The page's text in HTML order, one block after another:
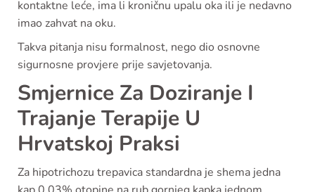
kontaktne leće, ima li kroničnu upalu oka ili je nedavno
imao zahvat na oku.
Takva pitanja nisu formalnost, nego dio osnovne
sigurnosne provjere prije savjetovanja.
Smjernice Za Doziranje I
Trajanje Terapije U
Hrvatskoј Praksi
Za hipotrichozu trepavica standardna je shema jedna